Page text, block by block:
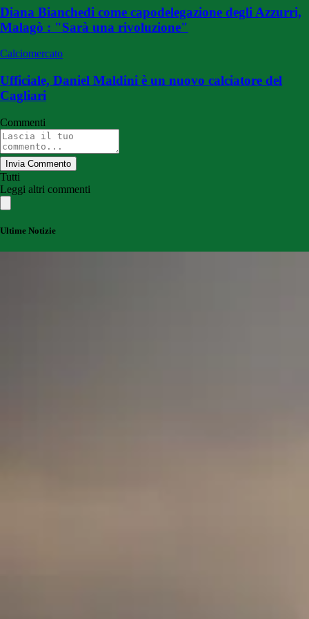
Diana Bianchedi come capodelegazione degli Azzurri,
Malagò : "Sarà una rivoluzione"
Calciomercato
Ufficiale, Daniel Maldini è un nuovo calciatore del
Cagliari
Commenti
Invia Commento
Tutti
Leggi altri commenti
Ultime Notizie